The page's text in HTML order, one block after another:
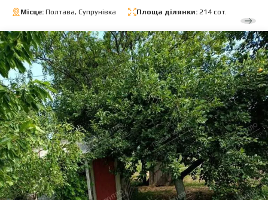
Місце: Полтава, Супрунівка Площа ділянки: 214 сот.